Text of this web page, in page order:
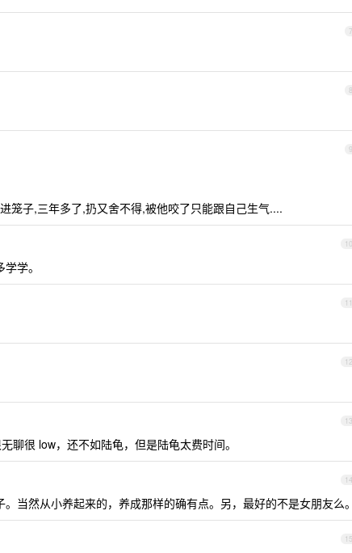
7
8
9
笼子,三年多了,扔又舍不得,被他咬了只能跟自己生气....
10
学。
11
12
13
聊很 low，还不如陆龟，但是陆龟太费时间。
14
当然从小养起来的，养成那样的确有点。另，最好的不是女朋友么。
15